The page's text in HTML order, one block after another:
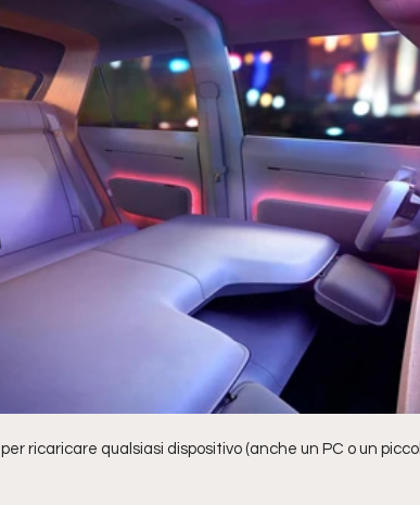
per ricaricare qualsiasi dispositivo (anche un PC o un